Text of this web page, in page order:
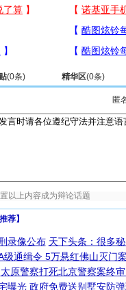
(0条) 精华区(0条)
匿名
荐】
录像公布 天下头条：很多
级通缉令 5万悬红佛山灭门
太原警察打死北京警察案终
曝光 政府免费送别墅安防